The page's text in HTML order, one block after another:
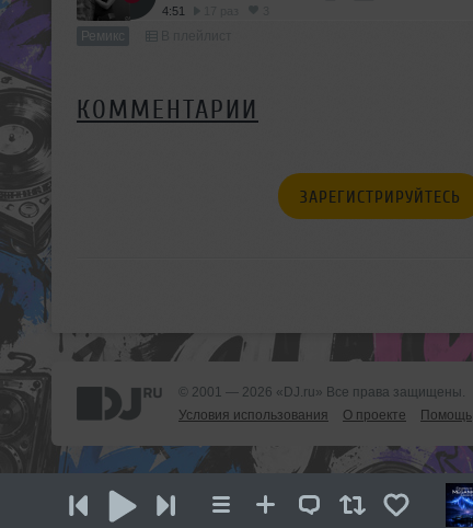
4:51
Ремикс
КОММЕНТАРИИ
ЗАРЕГИСТРИРУЙТЕСЬ
© 2001 — 2026 «DJ.ru» Все права защищены.
Условия использования
О проекте Помощь